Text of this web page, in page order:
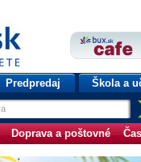
Predpredaj Škola a
Doprava a poštovné